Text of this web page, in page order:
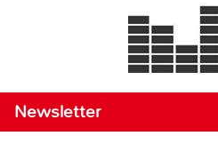
Newsletter